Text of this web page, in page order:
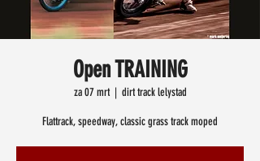
Open TRAINING
za 07 mrt
  |
dirt track lelystad
Flattrack, speedway, classic grass track moped